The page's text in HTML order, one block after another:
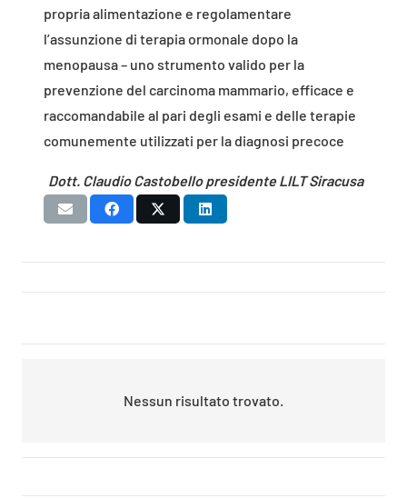
propria alimentazione e regolamentare
l’assunzione di terapia ormonale dopo la
menopausa – uno strumento valido per la
prevenzione del carcinoma mammario, efficace e
raccomandabile al pari degli esami e delle terapie
comunemente utilizzati per la diagnosi precoce
Dott. Claudio Castobello presidente LILT Siracusa
Nessun risultato trovato.